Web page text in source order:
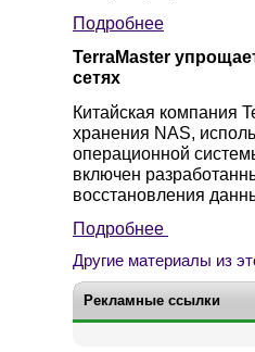
Подробнее
TerraMaster
сетях
Китайская компания
хранения NAS,
операционной
включен
восстановления
Подробнее
Другие материалы из
Рекламные ссылки